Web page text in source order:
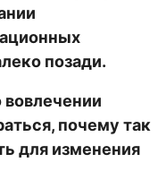
позади.
вовлечении
почему так
для изменения